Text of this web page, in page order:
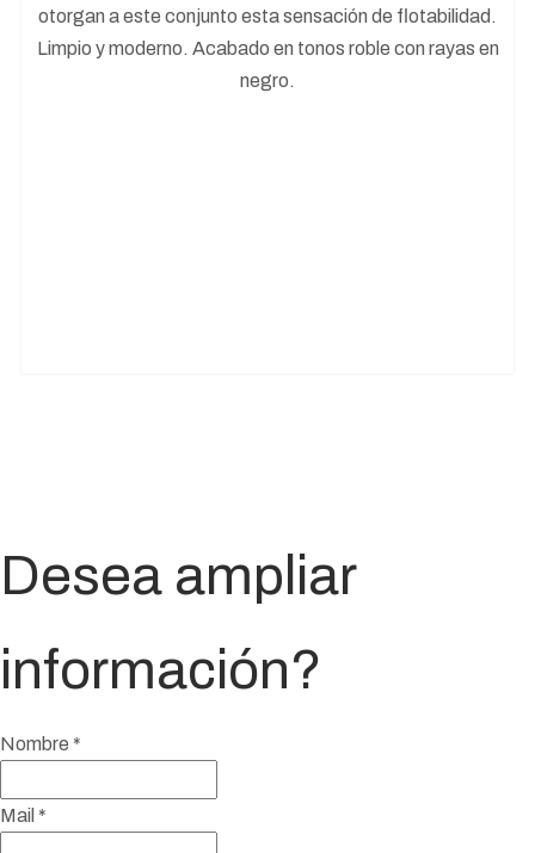
otorgan a este conjunto esta sensación de flotabilidad.
Limpio y moderno. Acabado en tonos roble con rayas en
negro.
Desea ampliar
información?
Nombre *
Mail *